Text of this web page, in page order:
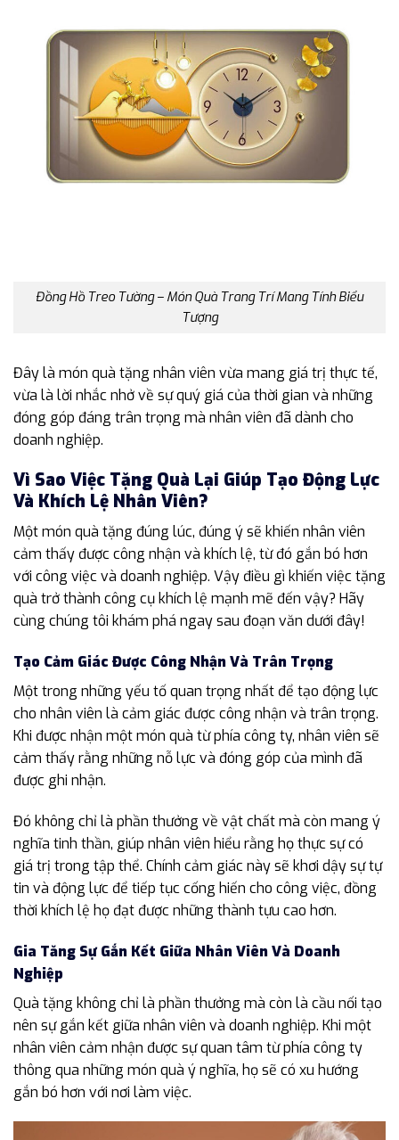
Đồng Hồ Treo Tường – Món Quà Trang Trí Mang Tính Biểu
Tượng
Đây là món quà tặng nhân viên vừa mang giá trị thực tế,
vừa là lời nhắc nhở về sự quý giá của thời gian và những
đóng góp đáng trân trọng mà nhân viên đã dành cho
doanh nghiệp.
Vì Sao Việc Tặng Quà Lại Giúp Tạo Động Lực
Và Khích Lệ Nhân Viên?
Một món quà tặng đúng lúc, đúng ý sẽ khiến nhân viên
cảm thấy được công nhận và khích lệ, từ đó gắn bó hơn
với công việc và doanh nghiệp. Vậy điều gì khiến việc tặng
quà trở thành công cụ khích lệ mạnh mẽ đến vậy? Hãy
cùng chúng tôi khám phá ngay sau đoạn văn dưới đây!
Tạo Cảm Giác Được Công Nhận Và Trân Trọng
Một trong những yếu tố quan trọng nhất để tạo động lực
cho nhân viên là cảm giác được công nhận và trân trọng.
Khi được nhận một món quà từ phía công ty, nhân viên sẽ
cảm thấy rằng những nỗ lực và đóng góp của mình đã
được ghi nhận.
Đó không chỉ là phần thưởng về vật chất mà còn mang ý
nghĩa tinh thần, giúp nhân viên hiểu rằng họ thực sự có
giá trị trong tập thể. Chính cảm giác này sẽ khơi dậy sự tự
tin và động lực để tiếp tục cống hiến cho công việc, đồng
thời khích lệ họ đạt được những thành tựu cao hơn.
Gia Tăng Sự Gắn Kết Giữa Nhân Viên Và Doanh
Nghiệp
Quà tặng không chỉ là phần thưởng mà còn là cầu nối tạo
nên sự gắn kết giữa nhân viên và doanh nghiệp. Khi một
nhân viên cảm nhận được sự quan tâm từ phía công ty
thông qua những món quà ý nghĩa, họ sẽ có xu hướng
gắn bó hơn với nơi làm việc.